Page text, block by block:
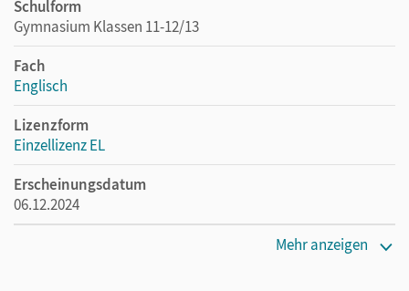
Schulform
Gymnasium Klassen 11-12/13
Fach
Englisch
Lizenzform
Einzellizenz EL
Erscheinungsdatum
06.12.2024
Mehr anzeigen